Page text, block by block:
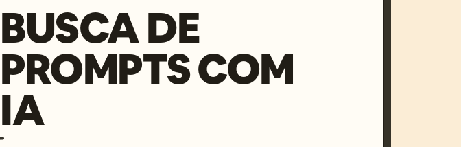
BUSCA DE
PROMPTS COM
IA